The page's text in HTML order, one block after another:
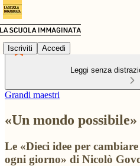
Iscriviti Accedi
Leggi senza
Grandi maestri
«Un mondo possibile»
Le «Dieci idee per
ogni giorno» di Nicolò